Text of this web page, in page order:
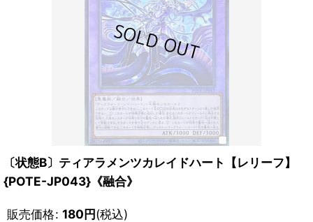
〔状態B〕ティアラメンツカレイドハート【レリーフ】
{POTE-JP043}《融合》
販売価格: 180円(税込)